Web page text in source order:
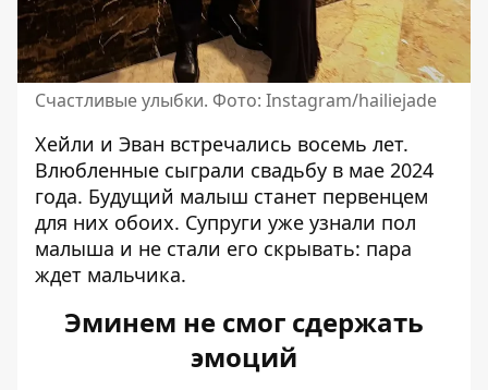
Счастливые улыбки. Фото: Instagram/hailiejade
Хейли и Эван встречались восемь лет.
Влюбленные сыграли свадьбу в мае 2024
года. Будущий малыш станет первенцем
для них обоих. Супруги уже узнали пол
малыша и не стали его скрывать: пара
ждет мальчика.
Эминем не смог сдержать
эмоций